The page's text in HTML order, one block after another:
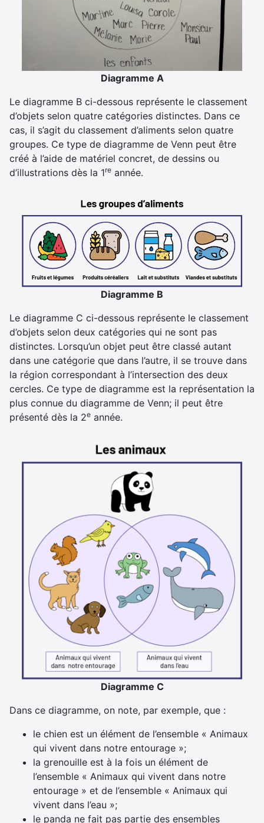
Diagramme A
Le diagramme B ci-dessous représente le classement
d’objets selon quatre catégories distinctes. Dans ce
cas, il s’agit du classement d’aliments selon quatre
groupes. Ce type de diagramme de Venn peut être
créé à l’aide de matériel concret, de dessins ou
d’illustrations dès la 1re année.
Diagramme B
Le diagramme C ci-dessous représente le classement
d’objets selon deux catégories qui ne sont pas
distinctes. Lorsqu’un objet peut être classé autant
dans une catégorie que dans l’autre, il se trouve dans
la région correspondant à l’intersection des deux
cercles. Ce type de diagramme est la représentation la
plus connue du diagramme de Venn; il peut être
présenté dès la 2e année.
Diagramme C
Dans ce diagramme, on note, par exemple, que :
le chien est un élément de l’ensemble « Animaux
qui vivent dans notre entourage »;
la grenouille est à la fois un élément de
l’ensemble « Animaux qui vivent dans notre
entourage » et de l’ensemble « Animaux qui
vivent dans l’eau »;
le panda ne fait pas partie des ensembles